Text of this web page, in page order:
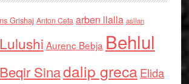
Grishaj Anton Cefa arben llalla asllan
Aurenc Bebja Behlul
Beqir Sinadalip grecaElida